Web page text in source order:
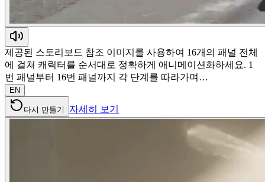
제공된 스토리보드 참조 이미지를 사용하여 16개의 패널 전체
에 걸쳐 캐릭터를 순서대로 정확하게 애니메이션화하세요. 1
번 패널부터 16번 패널까지 각 단계를 따라가며…
EN
다시 만들기 자세히 보기